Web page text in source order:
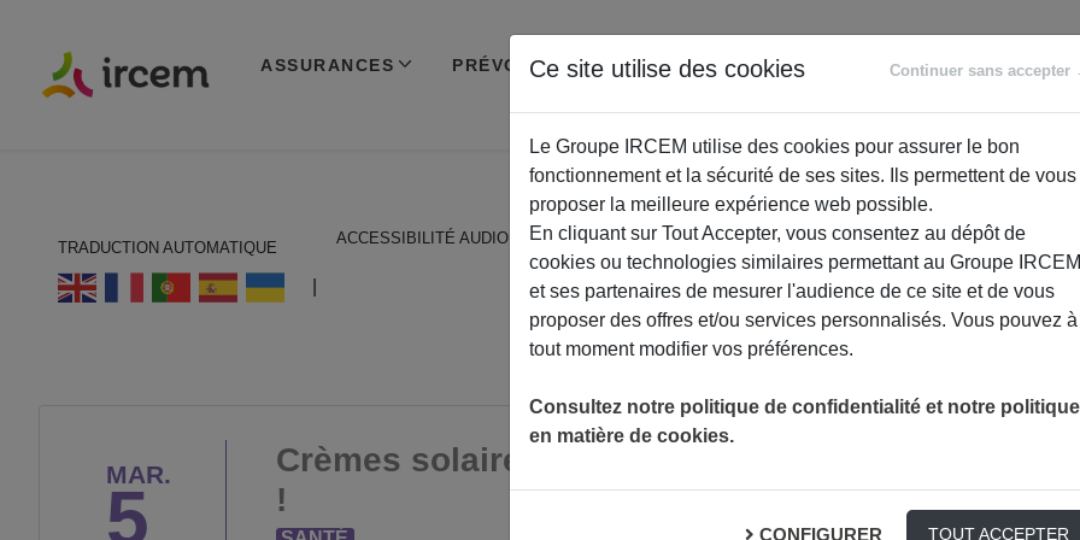
ASSURANCES PRÉVOYANCE RETRAITE
ACCOMPAGNEMENT
TRADUCTION AUTOMATIQUE
ACCESSIBILITÉ AUDIO
MAR.
5
Crèmes solaires : mieux s’informer pour bien se
!
Ce site utilise des cookies Continuer sans accepter
Le Groupe IRCEM utilise des cookies pour assurer le bon
fonctionnement et la sécurité de ses sites. Ils permettent de vous
proposer la meilleure expérience web possible.
En cliquant sur Tout Accepter, vous consentez au dépôt de
cookies ou technologies similaires permettant au Groupe IRCEM
et ses partenaires de mesurer l'audience de ce site et de vous
proposer des offres et/ou services personnalisés. Vous pouvez à
tout moment modifier vos préférences.
Consultez notre politique de confidentialité et notre politique
en matière de cookies.
CONFIGURER TOUT ACCEPTER